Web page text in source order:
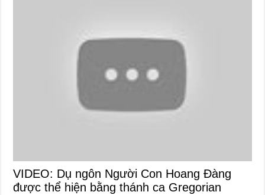
VIDEO: Dụ ngôn Người Con Hoang Đàng
được thể hiện bằng thánh ca Gregorian